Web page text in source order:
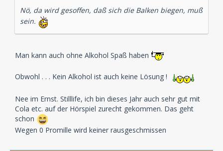
Nö, da wird gesoffen, daß sich die Balken biegen, muß
sein.
Man kann auch ohne Alkohol Spaß haben
Obwohl . . . Kein Alkohol ist auch keine Lösung !
Nee im Ernst. Stilllife, ich bin dieses Jahr auch sehr gut mit
Cola etc. auf der Hörspiel zurecht gekommen. Das geht
schon
Wegen 0 Promille wird keiner rausgeschmissen